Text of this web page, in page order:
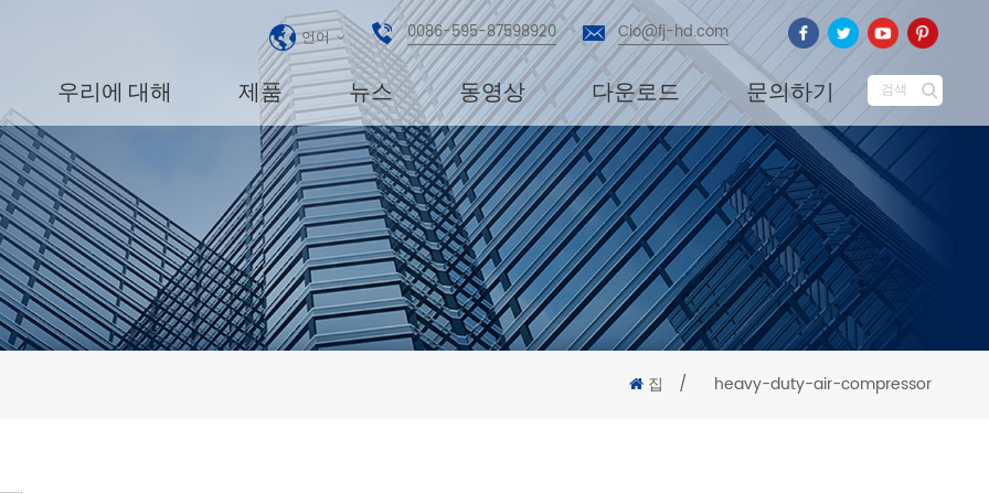
언어 0086-595-87598920 Cio@fj-hd.com
우리에 대해 제품 뉴스 동영상 다운로드 문의하기 검색
집 / heavy-duty-air-compressor